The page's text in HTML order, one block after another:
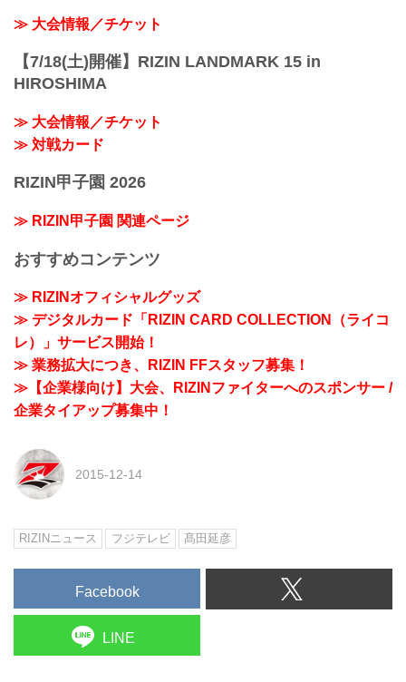
≫ 大会情報／チケット
【7/18(土)開催】RIZIN LANDMARK 15 in
HIROSHIMA
≫ 大会情報／チケット
≫ 対戦カード
RIZIN甲子園 2026
≫ RIZIN甲子園 関連ページ
おすすめコンテンツ
≫ RIZINオフィシャルグッズ
≫ デジタルカード「RIZIN CARD COLLECTION（ライコ
レ）」サービス開始！
≫ 業務拡大につき、RIZIN FFスタッフ募集！
≫【企業様向け】大会、RIZINファイターへのスポンサー /
企業タイアップ募集中！
2015-12-14
RIZINニュース フジテレビ 髙田延彦
Facebook
LINE